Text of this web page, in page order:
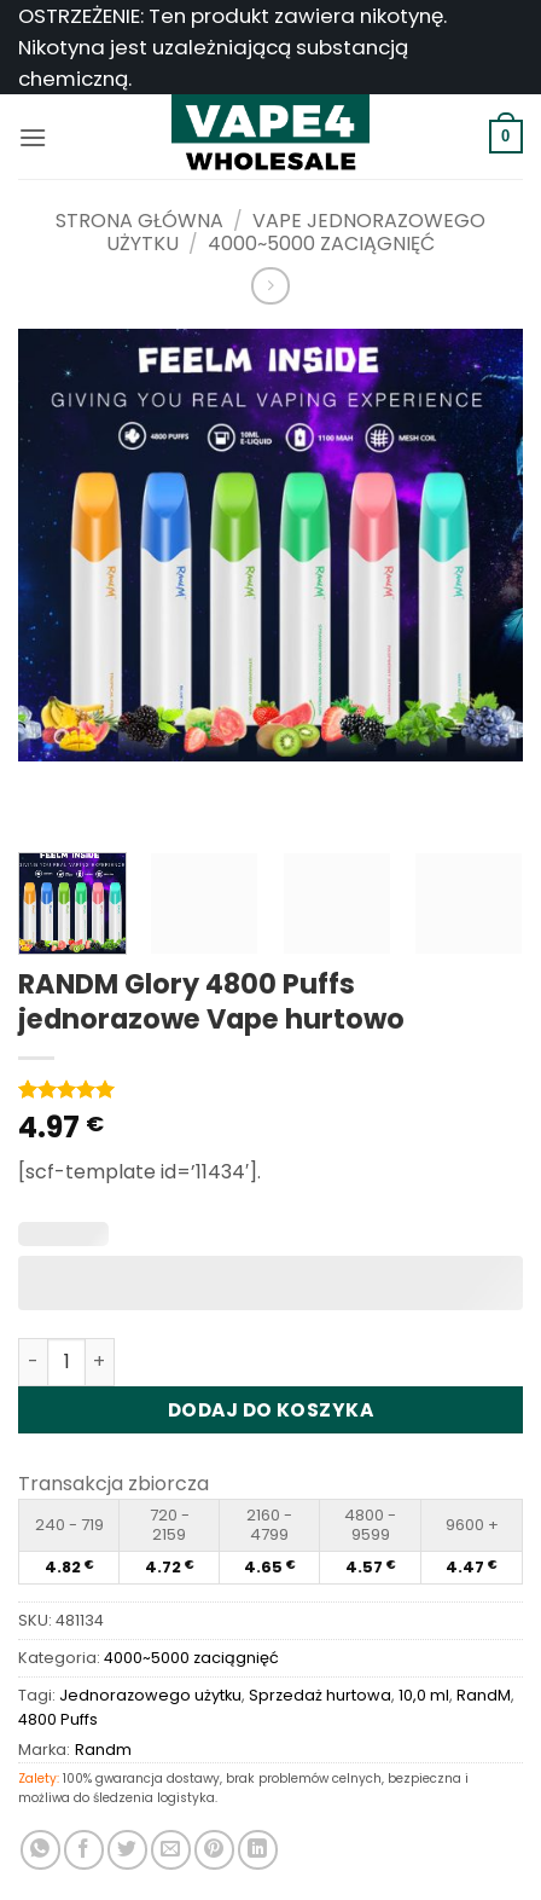
Przejdź
do
treści
OSTRZEŻENIE: Ten produkt zawiera nikotynę.
Nikotyna jest uzależniającą substancją
chemiczną.
0
STRONA GŁÓWNA / VAPE JEDNORAZOWEGO
UŻYTKU / 4000~5000 ZACIĄGNIĘĆ
RANDM Glory 4800 Puffs
jednorazowe Vape hurtowo
Ocena5 na
5 w
oparciu o
ocenę
1
4.97 €
[scf-template id=’11434′].
Ilość RANDM Glory 4800 Puffs Disposable Vape
DODAJ DO KOSZYKA
Transakcja zbiorcza
240 - 719
720 -
2159
2160 -
4799
4800 -
9599
9600 +
4.82 € 4.72 € 4.65 € 4.57 € 4.47 €
SKU: 481134
Kategoria: 4000~5000 zaciągnięć
Tagi: Jednorazowego użytku, Sprzedaż hurtowa, 10,0 ml, RandM,
4800 Puffs
Marka: Randm
Zalety: 100% gwarancja dostawy, brak problemów celnych, bezpieczna i
możliwa do śledzenia logistyka.